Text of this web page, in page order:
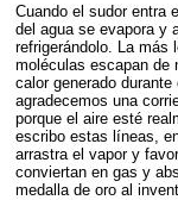
Cuando el sudor entra
del agua se evapora y
refrigerándolo. La más
moléculas escapan de
calor generado
agradecemos una
porque el aire esté
escribo estas líneas,
arrastra el vapor y
conviertan en gas y
medalla de oro al